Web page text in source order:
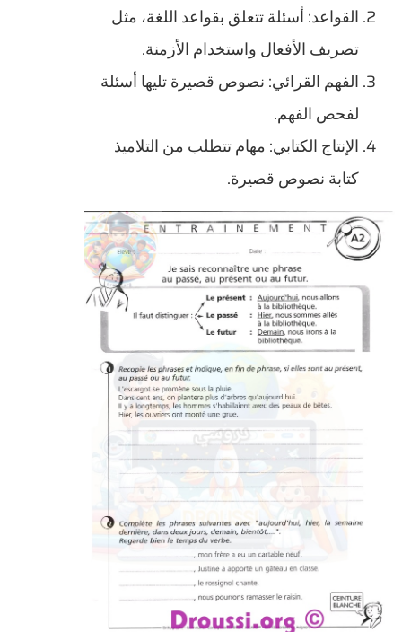
القواعد: أسئلة تتعلق بقواعد اللغة، مثل
تصريف الأفعال واستخدام الأزمنة.
الفهم القرائي: نصوص قصيرة تليها أسئلة
لفحص الفهم.
الإنتاج الكتابي: مهام تتطلب من التلاميذ
كتابة نصوص قصيرة.